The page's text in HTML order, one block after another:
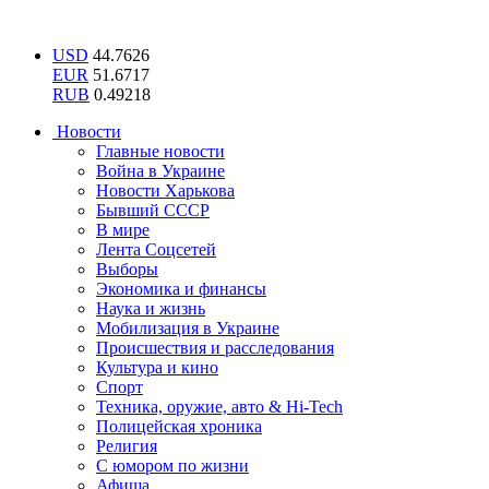
USD 44.7626
EUR 51.6717
RUB 0.49218
Новости
Главные новости
Война в Украине
Новости Харькова
Бывший СССР
В мире
Лента Соцсетей
Выборы
Экономика и финансы
Наука и жизнь
Мобилизация в Украине
Происшествия и расследования
Культура и кино
Спорт
Техника, оружие, авто & Hi-Tech
Полицейская хроника
Религия
С юмором по жизни
Афиша